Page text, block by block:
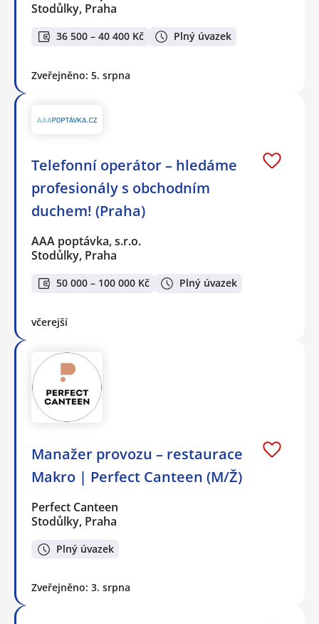
Stodůlky, Praha
36 500 – 40 400 Kč Plný úvazek
Zveřejněno: 5. srpna
Telefonní operátor – hledáme
profesionály s obchodním
duchem! (Praha)
AAA poptávka, s.r.o.
Stodůlky, Praha
50 000 – 100 000 Kč Plný úvazek
včerejší
Manažer provozu – restaurace
Makro | Perfect Canteen (M/Ž)
Perfect Canteen
Stodůlky, Praha
Plný úvazek
Zveřejněno: 3. srpna